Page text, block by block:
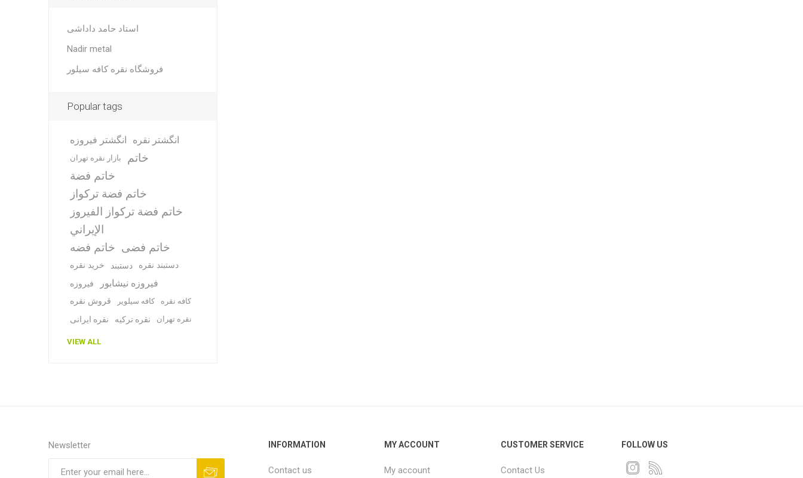
استاد حامد داداشی
Nadir metal
فروشگاه نقره کافه سیلور
Popular tags
انگشتر فیروزه انگشتر نقره
بازار نقره تهران
خاتم
خاتم فضة
خاتم فضة تركواز
خاتم فضة تركواز الفيروز
الإيراني
خاتم فضه خاتم فضی
خرید نقره دستبند دستبند نقره
فیروزه فیروزه نیشابور
قروش نقره کافه سیلویر کافه نقره
نقره ایرانی نقره ترکیه نقره تهران
VIEW ALL
Newsletter INFORMATION
Contact us
MY ACCOUNT
My account
CUSTOMER SERVICE
Contact Us
FOLLOW US